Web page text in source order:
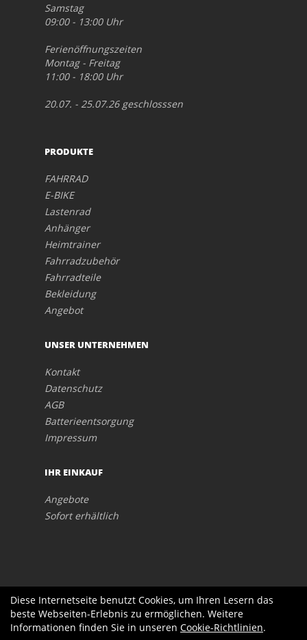
Samstag
09:00 - 13:00 Uhr
Ferienöffnungszeiten
Montag - Freitag
11:00 - 18:00 Uhr
20.07. - 25.07.26 geschlosssen
PRODUKTE
FAHRRAD
E-BIKE
Lastenrad
Anhänger
Heimtrainer
Fahrradzubehör
Fahrradteile
Bekleidung
Angebot
UNSER UNTERNEHMEN
Kontakt
Datenschutz
AGB
Batterieentsorgung
Impressum
IHR EINKAUF
Angebote
Sofort erhältlich
Diese Internetseite benutzt Cookies, um Ihren Lesern das
beste Webseiten-Erlebnis zu ermöglichen. Weitere
Informationen finden Sie in unseren Cookie-Richtlinien.